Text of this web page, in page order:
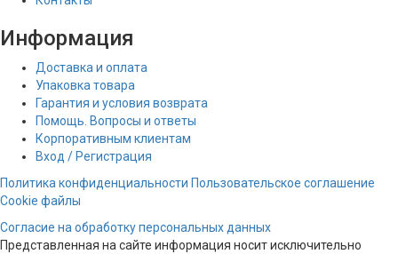
Информация
Доставка и оплата
Упаковка товара
Гарантия и условия возврата
Помощь. Вопросы и ответы
Корпоративным клиентам
Вход / Регистрация
Политика конфиденциальности Пользовательское соглашение
Cookie файлы
Согласие на обработку персональных данных
Представленная на сайте информация носит исключительно